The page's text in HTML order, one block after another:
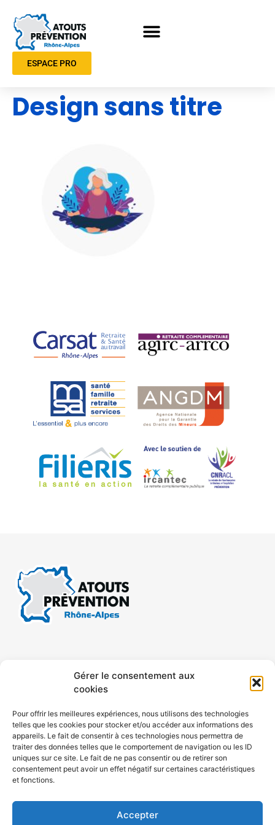
Gérer le consentement aux
cookies
Pour offrir les meilleures expériences, nous utilisons des technologies
telles que les cookies pour stocker et/ou accéder aux informations des
appareils. Le fait de consentir à ces technologies nous permettra de
traiter des données telles que le comportement de navigation ou les ID
uniques sur ce site. Le fait de ne pas consentir ou de retirer son
consentement peut avoir un effet négatif sur certaines caractéristiques
et fonctions.
Accepter
ESPACE PRO
Design sans titre
CONTACT MENTIONS LÉGALES
ACCESSIBILITÉ
POLITIQUE DE COOKIES (UE)